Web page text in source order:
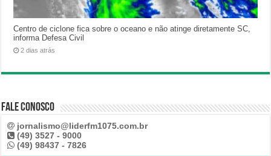
Centro de ciclone fica sobre o oceano e não atinge diretamente SC,
informa Defesa Civil
2 dias atrás
Fale Conosco
jornalismo@liderfm1075.com.br
(49) 3527 - 9000
(49) 98437 - 7826